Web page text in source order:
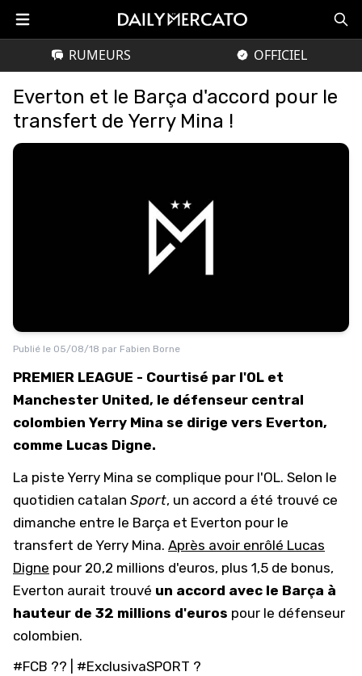
RUMEURS OFFICIEL
Everton et le Barça d'accord pour le
transfert de Yerry Mina !
Publié le 05/08/18 par Fabien Borne
PREMIER LEAGUE - Courtisé par l'OL et
Manchester United, le défenseur central
colombien Yerry Mina se dirige vers Everton,
comme Lucas Digne.
La piste Yerry Mina se complique pour l'OL. Selon le
quotidien catalan Sport, un accord a été trouvé ce
dimanche entre le Barça et Everton pour le
transfert de Yerry Mina. Après avoir enrôlé Lucas
Digne pour 20,2 millions d'euros, plus 1,5 de bonus,
Everton aurait trouvé un accord avec le Barça à
hauteur de 32 millions d'euros pour le défenseur
colombien.
#FCB ?? | #ExclusivaSPORT ?